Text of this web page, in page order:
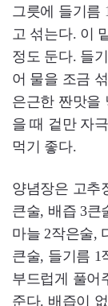
그릇에 들기름
고 섞는다. 이
정도 둔다. 들
어 물을 조금
은근한 짠맛을
을 때 겉만 자
먹기 좋다.
양념장은 고추
큰술, 배즙 3큰
마늘 2작은술,
큰술, 들기름 1
부드럽게 풀어
준다. 배즙이